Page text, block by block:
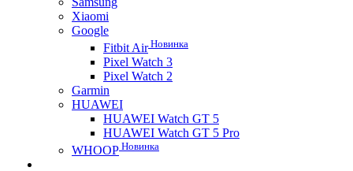
Xiaomi
Google
Fitbit AirНовинка
Pixel Watch 3
Pixel Watch 2
Garmin
HUAWEI
HUAWEI Watch GT 5
HUAWEI Watch GT 5 Pro
WHOOP Новинка